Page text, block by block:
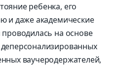
ребенка, его
и даже академические
на основе
ваучеродержателей,